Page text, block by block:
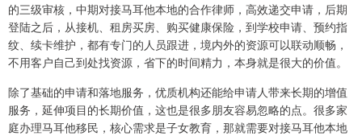
的三级审核，中期对接马耳他本地的合作律师，高效递交申请，后期
登陆之后，从接机、租房买房、购买健康保险，到学校申请、预约指
纹、续卡维护，都有专门的人员跟进，境内外的资源可以联动顺畅，
不用客户自己到处找资源，省下的时间精力，本身就是很大的价值。
除了基础的申请和落地服务，优质机构还能给申请人带来长期的增值
服务，延伸项目的长期价值，这也是很多朋友容易忽略的点。很多家
庭办理马耳他移民，核心需求是子女教育，那就需要对接马耳他本地